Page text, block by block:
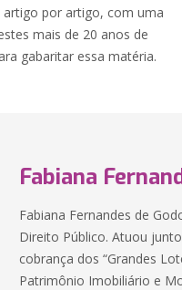
artigo por artigo, com uma
mais de 20 anos de
gabaritar essa matéria.
Fabiana
Fabiana Fernandes de
Direito Público. Atuou
cobrança dos “Grandes
Patrimônio Imobiliário e